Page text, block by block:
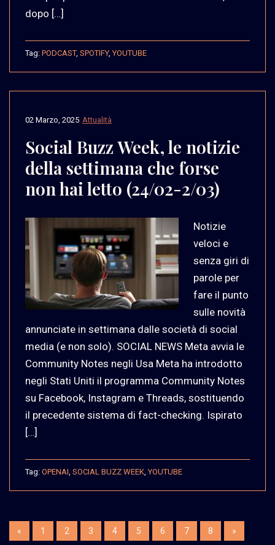
dopo […]
Tag: PODCAST, SPOTIFY,YOUTUBE
Attualità
02 Marzo, 2025
Social Buzz Week, le notizie
della settimana che forse
non hai letto (24/02-2/03)
Notizie
veloci e
senza giri di
parole per
fare il punto
sulle novità
annunciate in settimana dalle società di social
media (e non solo). SOCIAL NEWS Meta avvia le
Community Notes negli Usa Meta ha introdotto
negli Stati Uniti il programma Community Notes
su Facebook, Instagram e Threads, sostituendo
il precedente sistema di fact-checking. Ispirato
[…]
Tag: OPENAI SOCIAL BUZZ WEEK ,YOUTUBE
« 1 2 3 4 5 6 7 8 »